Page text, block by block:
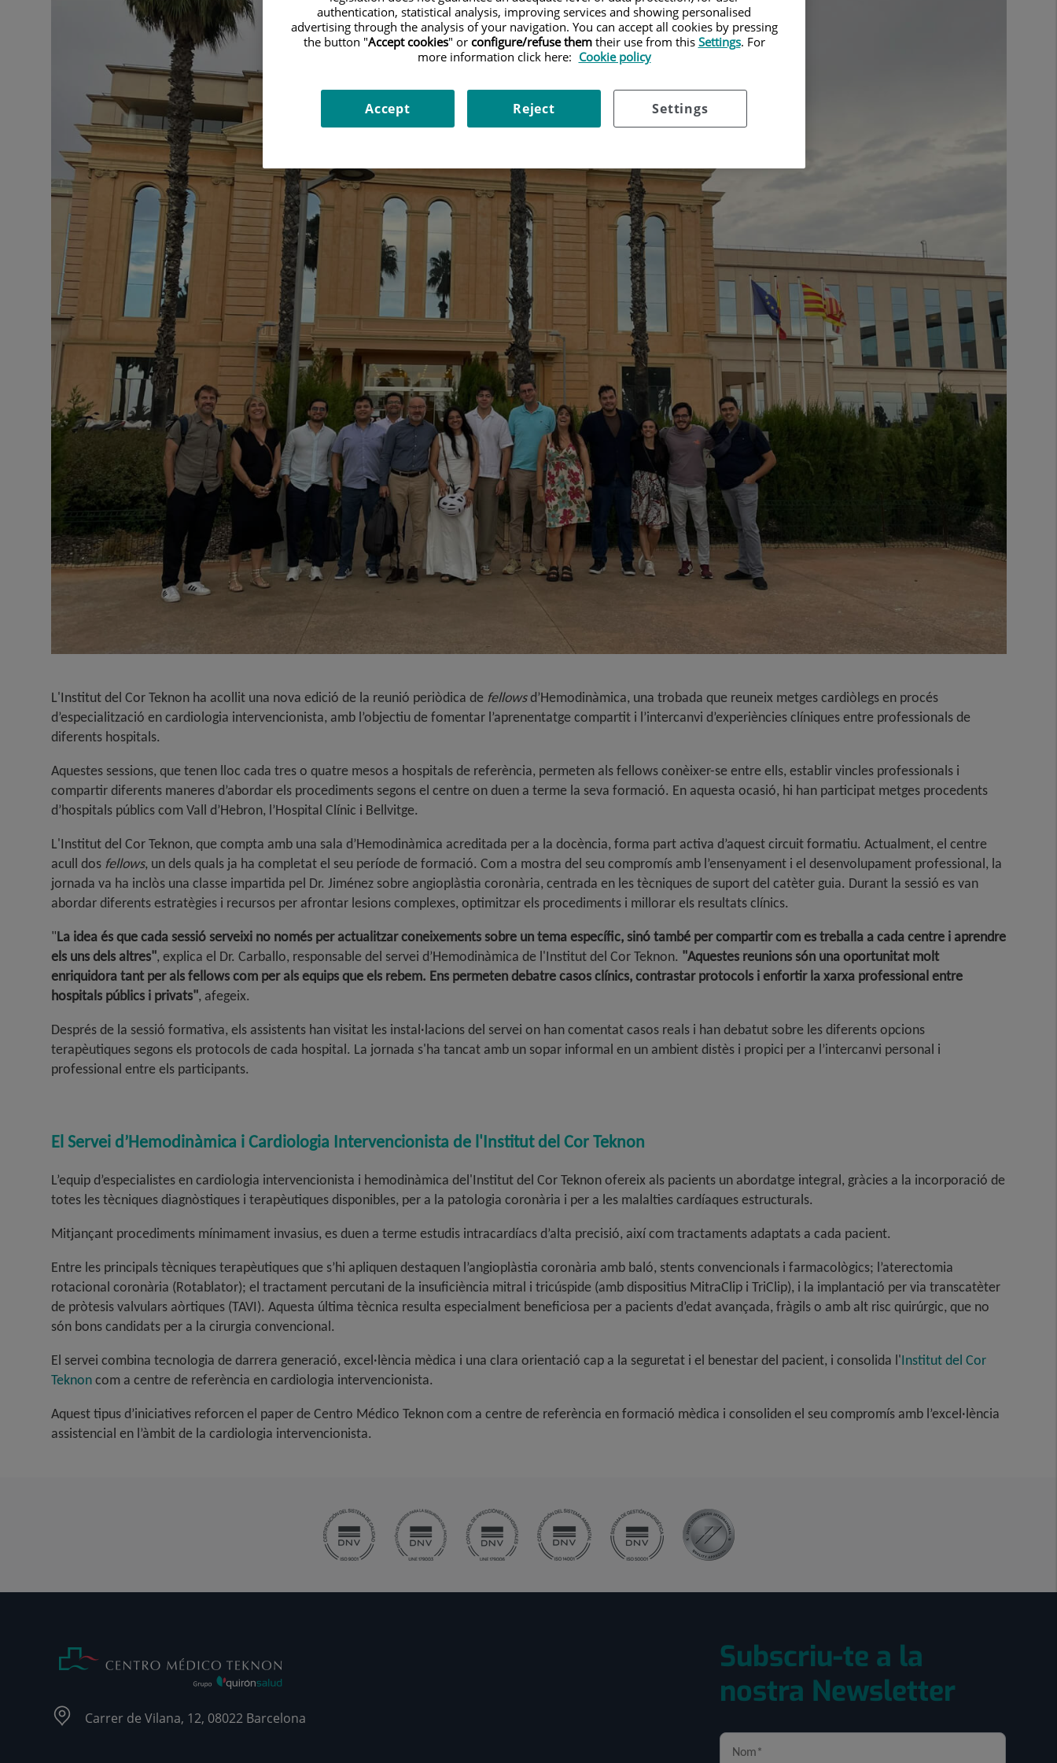
L'Institut del Cor Teknon ha acollit una nova edició de la reunió periòdica de fellowsd’Hemodinàmica, una trobada que reuneix metges cardiòlegs en procés
d’especialització en cardiologia intervencionista, amb l’objectiu de fomentar l’aprenentatge compartit i l’intercanvi d’experiències clíniques entre professionals de
diferents hospitals.
Aquestes sessions, que tenen lloc cada tres o quatre mesos a hospitals de referència, permeten als fellows conèixer-se entre ells, establir vincles professionals i
compartir diferents maneres d’abordar els procediments segons el centre on duen a terme la seva formació. En aquesta ocasió, hi han participat metges procedents
d’hospitals públics com Vall d’Hebron, l’Hospital Clínic i Bellvitge.
L'Institut del Cor Teknon, que compta amb una sala d’Hemodinàmica acreditada per a la docència, forma part activa d’aquest circuit formatiu. Actualment, el centre
acull dos fellows, un dels quals ja ha completat el seu període de formació. Com a mostra del seu compromís amb l’ensenyament i el desenvolupament professional, la
jornada va ha inclòs una classe impartida pel Dr. Jiménez sobre angioplàstia coronària, centrada en les tècniques de suport del catèter guia. Durant la sessió es van
abordar diferents estratègies i recursos per afrontar lesions complexes, optimitzar els procediments i millorar els resultats clínics.
"La idea és que cada sessió serveixi no només per actualitzar coneixements sobre un tema específic, sinó també per compartir com es treballa a cada centre i aprendre
els uns dels altres", explica el Dr. Carballo, responsable del servei d’Hemodinàmica de l'Institut del Cor Teknon. "Aquestes reunions són una oportunitat molt
enriquidora tant per als fellows com per als equips que els rebem. Ens permeten debatre casos clínics, contrastar protocols i enfortir la xarxa professional entre
hospitals públics i privats", afegeix.
Després de la sessió formativa, els assistents han visitat les instal·lacions del servei on han comentat casos reals i han debatut sobre les diferents opcions
terapèutiques segons els protocols de cada hospital. La jornada s'ha tancat amb un sopar informal en un ambient distès i propici per a l’intercanvi personal i
professional entre els participants.
El Servei d’Hemodinàmica i Cardiologia Intervencionista de l'Institut del Cor Teknon
L’equip d’especialistes en cardiologia intervencionista i hemodinàmica del'Institut del Cor Teknon ofereix als pacients un abordatge integral, gràcies a la incorporació de
totes les tècniques diagnòstiques i terapèutiques disponibles, per a la patologia coronària i per a les malalties cardíaques estructurals.
Mitjançant procediments mínimament invasius, es duen a terme estudis intracardíacs d’alta precisió, així com tractaments adaptats a cada pacient.
Entre les principals tècniques terapèutiques que s’hi apliquen destaquen l’angioplàstia coronària amb baló, stents convencionals i farmacològics; l’aterectomia
rotacional coronària (Rotablator); el tractament percutani de la insuficiència mitral i tricúspide (amb dispositius MitraClip i TriClip), i la implantació per via transcatèter
de pròtesis valvulars aòrtiques (TAVI). Aquesta última tècnica resulta especialment beneficiosa per a pacients d’edat avançada, fràgils o amb alt risc quirúrgic, que no
són bons candidats per a la cirurgia convencional.
El servei combina tecnologia de darrera generació, excel·lència mèdica i una clara orientació cap a la seguretat i el benestar del pacient, i consolida l'Institut del Cor
Teknoncom a centre de referència en cardiologia intervencionista.
Aquest tipus d’iniciatives reforcen el paper de Centro Médico Teknon com a centre de referència en formació mèdica i consoliden el seu compromís amb l’excel·lència
assistencial en l’àmbit de la cardiologia intervencionista.
Carrer de Vilana, 12, 08022 Barcelona
Subscriu-te a la
nostra Newsletter
authentication, statistical analysis, improving services and showing personalised
advertising through the analysis of your navigation. You can accept all cookies by pressing
the button "Accept cookies" or configure/refuse themtheir use from this Settings. For
more information click here: Cookie policy
Settings
Reject
Accept